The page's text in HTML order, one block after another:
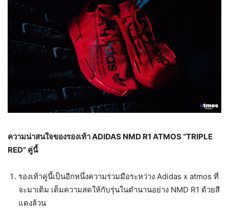
ความน่าสนใจของรองเท้า ADIDAS NMD R1 ATMOS “TRIPLE
RED” คู่นี้
รองเท้าคู่นี้เป็นอีกหนึ่งความร่วมมือระหว่าง Adidas x atmos ที่
จะมาเติม เต็มความสดให้กับรุ่นในตำนานอย่าง NMD R1 ด้วยสี
แดงล้วน